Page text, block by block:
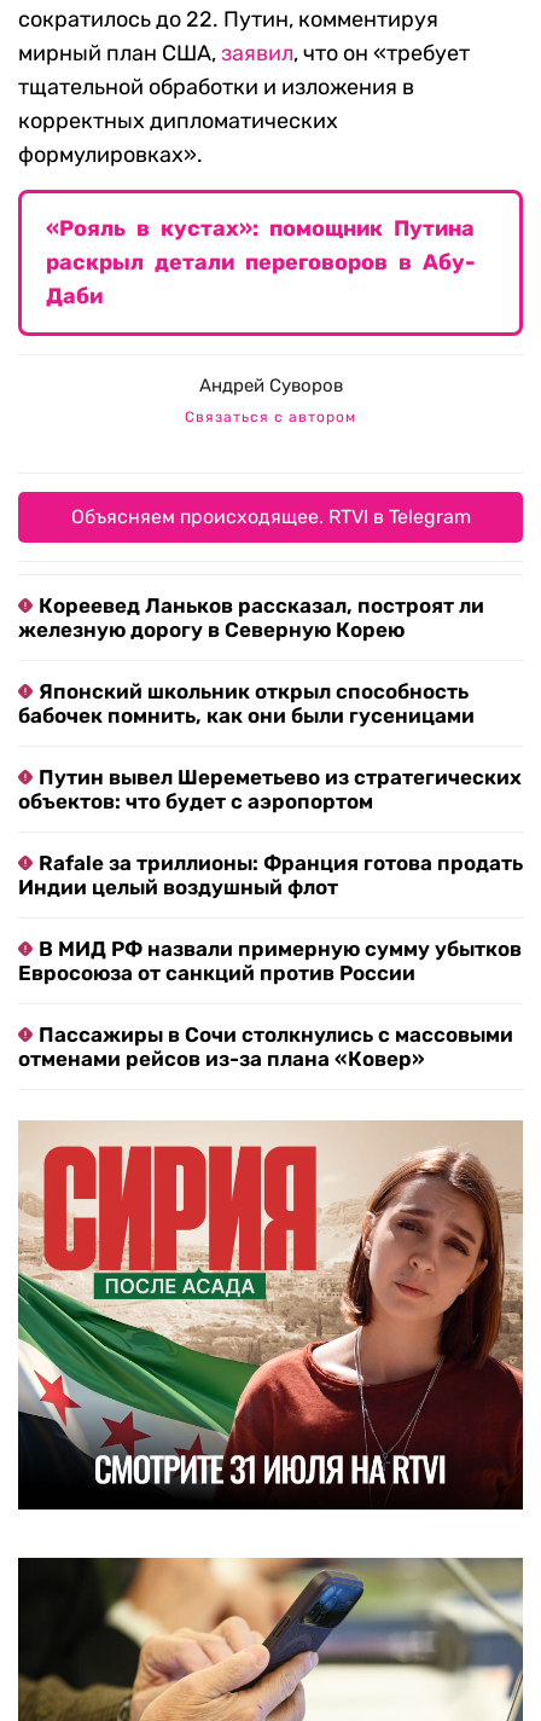
сократилось до 22. Путин, комментируя
мирный план США,заявил, что он «требует
тщательной обработки и изложения в
корректных дипломатических
формулировках».
«Рояль в кустах»: помощник Путина
раскрыл детали переговоров в Абу-
Даби
Андрей Суворов
Связаться с автором
Объясняем происходящее. RTVI в Telegram
Кореевед Ланьков рассказал, построят ли
железную дорогу в Северную Корею
Японский школьник открыл способность
бабочек помнить, как они были гусеницами
Путин вывел Шереметьево из стратегических
объектов: что будет с аэропортом
Rafale за триллионы: Франция готова продать
Индии целый воздушный флот
В МИД РФ назвали примерную сумму убытков
Евросоюза от санкций против России
Пассажиры в Сочи столкнулись с массовыми
отменами рейсов из-за плана «Ковер»